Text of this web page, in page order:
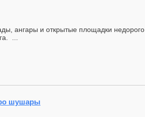
ангары и открытые площадки недорого
...
шушары